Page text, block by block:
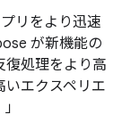
リをより迅速
が新機能の
復処理をより高
いエクスペリエ